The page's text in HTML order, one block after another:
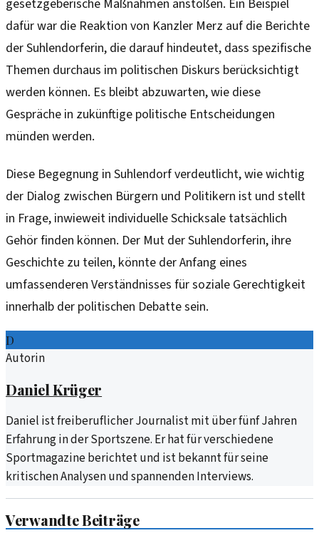
gesetzgeberische Maßnahmen anstoßen. Ein Beispiel
dafür war die Reaktion von Kanzler Merz auf die Berichte
der Suhlendorferin, die darauf hindeutet, dass spezifische
Themen durchaus im politischen Diskurs berücksichtigt
werden können. Es bleibt abzuwarten, wie diese
Gespräche in zukünftige politische Entscheidungen
münden werden.
Diese Begegnung in Suhlendorf verdeutlicht, wie wichtig
der Dialog zwischen Bürgern und Politikern ist und stellt
in Frage, inwieweit individuelle Schicksale tatsächlich
Gehör finden können. Der Mut der Suhlendorferin, ihre
Geschichte zu teilen, könnte der Anfang eines
umfassenderen Verständnisses für soziale Gerechtigkeit
innerhalb der politischen Debatte sein.
D
Autorin
Daniel Krüger
Daniel ist freiberuflicher Journalist mit über fünf Jahren
Erfahrung in der Sportszene. Er hat für verschiedene
Sportmagazine berichtet und ist bekannt für seine
kritischen Analysen und spannenden Interviews.
Verwandte Beiträge